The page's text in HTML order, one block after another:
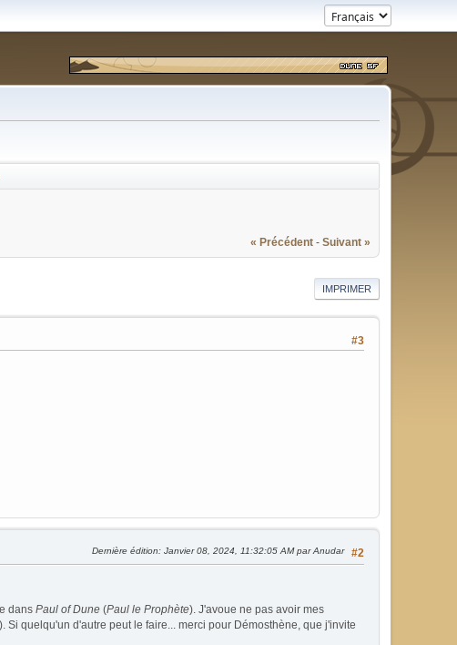
« Précédent - Suivant »
IMPRIMER
#3
#2
Dernière édition: Janvier 08, 2024, 11:32:05 AM par Anudar
dans Paul of Dune (Paul le Prophète). J'avoue ne pas avoir mes
quelqu'un d'autre peut le faire... merci pour Démosthène, que j'invite